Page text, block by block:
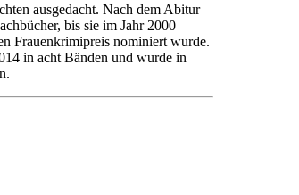
ausgedacht. Nach dem Abitur
bis sie im Jahr 2000
Frauenkrimipreis nominiert wurde.
in acht Bänden und wurde in